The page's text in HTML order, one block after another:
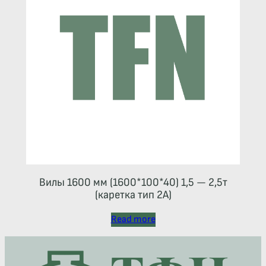
Вилы 1600 мм (1600*100*40) 1,5 — 2,5т
(каретка тип 2A)
Read more